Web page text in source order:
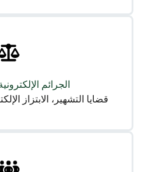
الجرائم
قضايا التشهير، الابتزاز